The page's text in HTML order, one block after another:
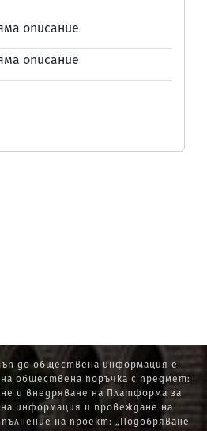
описание
описание
до обществена информация е
обществена поръчка с предмет:
и внедряване на Платформа за
информация и провеждане на
на проект: „Подобряване